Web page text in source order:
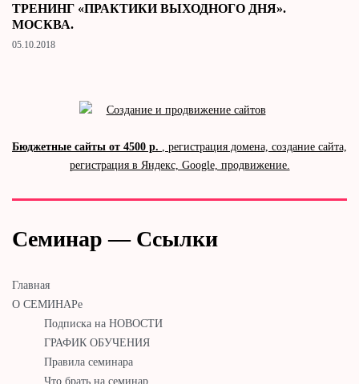
ТРЕНИНГ «ПРАКТИКИ ВЫХОДНОГО ДНЯ».
МОСКВА.
05.10.2018
Бюджетные сайты от 4500 р.
, регистрация домена, создание сайта,
регистрация в Яндекс, Google, продвижение.
Семинар — Ссылки
Главная
О СЕМИНАРе
Подписка на НОВОСТИ
ГРАФИК ОБУЧЕНИЯ
Правила семинара
Что брать на семинар